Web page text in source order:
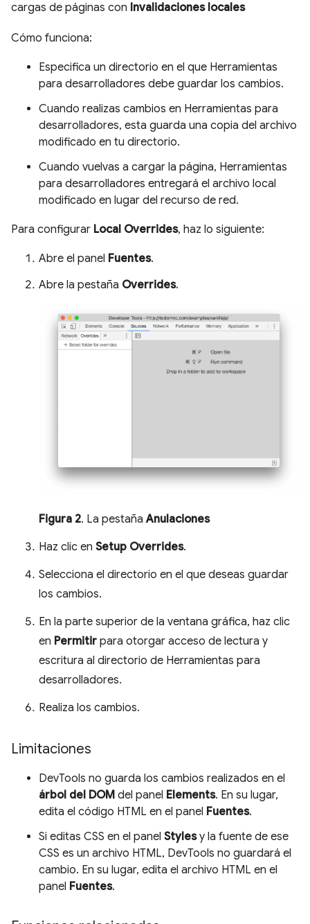
cargas de páginas con Invalidaciones locales
Cómo funciona:
Especifica un directorio en el que Herramientas
para desarrolladores debe guardar los cambios.
Cuando realizas cambios en Herramientas para
desarrolladores, esta guarda una copia del archivo
modificado en tu directorio.
Cuando vuelvas a cargar la página, Herramientas
para desarrolladores entregará el archivo local
modificado en lugar del recurso de red.
Para configurar Local Overrides, haz lo siguiente:
Abre el panel Fuentes.
Abre la pestaña Overrides.
Figura 2. La pestañaAnulaciones
Haz clic en Setup Overrides.
Selecciona el directorio en el que deseas guardar
los cambios.
En la parte superior de la ventana gráfica, haz clic
en Permitir para otorgar acceso de lectura y
escritura al directorio de Herramientas para
desarrolladores.
Realiza los cambios.
Limitaciones
DevTools no guarda los cambios realizados en el
árbol del DOM del panel Elements. En su lugar,
edita el código HTML en el panel Fuentes.
Si editas CSS en el panel Stylesy la fuente de ese
CSS es un archivo HTML, DevTools no guardará el
cambio. En su lugar, edita el archivo HTML en el
panel Fuentes.